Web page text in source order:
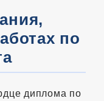
по
диплома по